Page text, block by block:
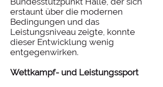
erstaunt über die modernen
Bedingungen und das
Leistungsniveau zeigte, konnte
dieser Entwicklung wenig
entgegenwirken.
Wettkampf- und Leistungssport